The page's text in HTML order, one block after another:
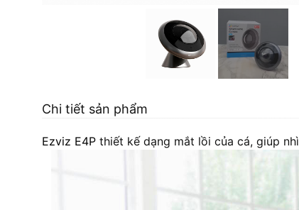
Chi tiết sản phẩm
Ezviz E4P thiết kế dạng mắt lồi của cá, giúp